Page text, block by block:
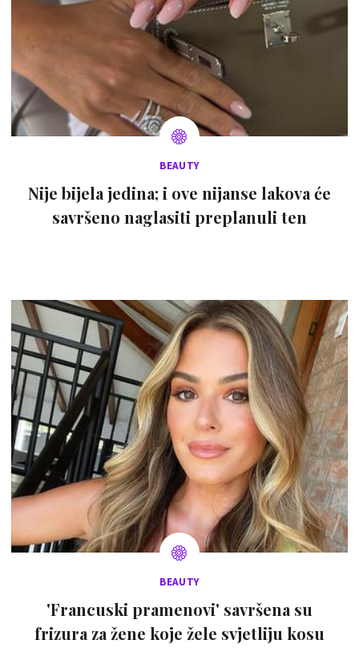
BEAUTY
Nije bijela jedina; i ove nijanse lakova će
savršeno naglasiti preplanuli ten
BEAUTY
'Francuski pramenovi' savršena su
frizura za žene koje žele svjetliju kosu